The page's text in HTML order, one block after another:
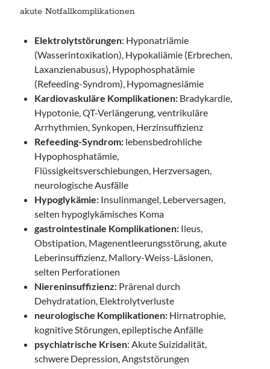
akute Notfallkomplikationen
Elektrolytstörungen: Hyponatriämie
(Wasserintoxikation), Hypokaliämie (Erbrechen,
Laxanzienabusus), Hypophosphatämie
(Refeeding-Syndrom), Hypomagnesiämie
Kardiovaskuläre Komplikationen: Bradykardie,
Hypotonie, QT-Verlängerung, ventrikuläre
Arrhythmien, Synkopen, Herzinsuffizienz
Refeeding-Syndrom: lebensbedrohliche
Hypophosphatämie,
Flüssigkeitsverschiebungen, Herzversagen,
neurologische Ausfälle
Hypoglykämie: Insulinmangel, Leberversagen,
selten hypoglykämisches Koma
gastrointestinale Komplikationen: Ileus,
Obstipation, Magenentleerungsstörung, akute
Leberinsuffizienz, Mallory-Weiss-Läsionen,
selten Perforationen
Niereninsuffizienz: Prärenal durch
Dehydratation, Elektrolytverluste
neurologische Komplikationen: Hirnatrophie,
kognitive Störungen, epileptische Anfälle
psychiatrische Krisen: Akute Suizidalität,
schwere Depression, Angststörungen